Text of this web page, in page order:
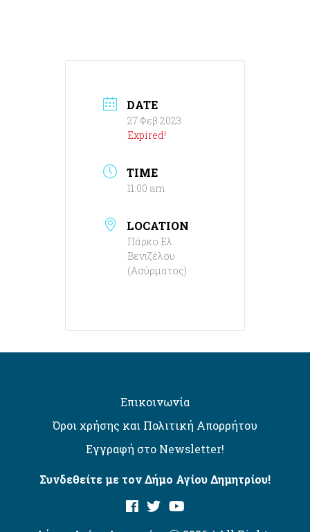
DATE
27 Φεβ 2023
Expired!
TIME
11:00 am
LOCATION
Πάρκο Ελ.
Βενιζέλου
(Ασύρματος)
Επικοινωνία
Όροι χρήσης και Πολιτική Απορρήτου
Εγγραφή στο Newsletter!
Συνδεθείτε με τον Δήμο Αγίου Δημητρίου!